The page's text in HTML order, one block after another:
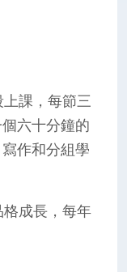
課，每節三
六十分鐘的
作和分組學
成長，每年